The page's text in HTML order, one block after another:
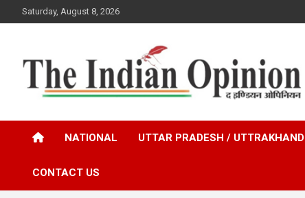
to
Saturday, August 8, 2026
Indian Opinion News
NATIONAL UTTAR PRADESH / UTTRAKHAND
CONTACT US